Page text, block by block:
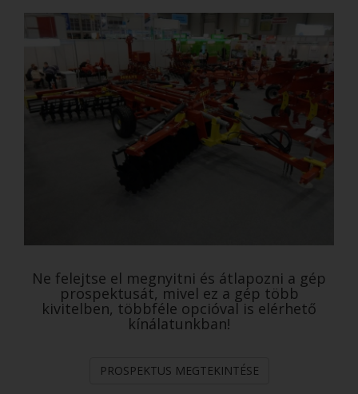
Ne felejtse el megnyitni és átlapozni a gép
prospektusát, mivel ez a gép több
kivitelben, többféle opcióval is elérhető
kínálatunkban!
PROSPEKTUS MEGTEKINTÉSE